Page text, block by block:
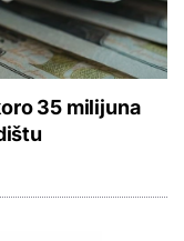
35 milijuna